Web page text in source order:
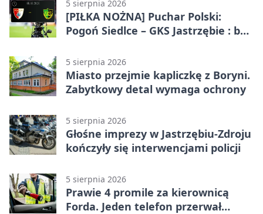
5 sierpnia 2026
[PIŁKA NOŻNA] Puchar Polski:
Pogoń Siedlce – GKS Jastrzębie : bez
5 sierpnia 2026
Miasto przejmie kapliczkę z Boryni.
Zabytkowy detal wymaga ochrony
5 sierpnia 2026
Głośne imprezy w Jastrzębiu-Zdroju
kończyły się interwencjami policji
5 sierpnia 2026
Prawie 4 promile za kierownicą
Forda. Jeden telefon przerwał